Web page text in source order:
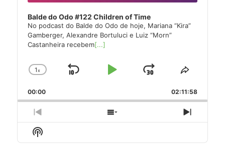
Balde do Odo #122 Children of Time
No podcast do Balde do Odo de hoje, Mariana “Kira”
Gamberger, Alexandre Bortuluci e Luiz “Morn”
Castanheira recebem[...]
Change
Rate
1x
Skip
Play
Jump
Forward
Share
Episode
00:00 02:11:58
Previous
Episode
Show
Episodes
Next
Episode
Show
Podcast